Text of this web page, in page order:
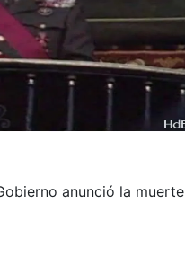
anunció la muerte